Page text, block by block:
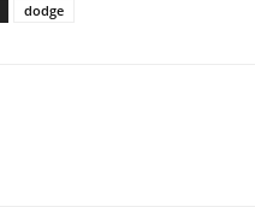
dodge